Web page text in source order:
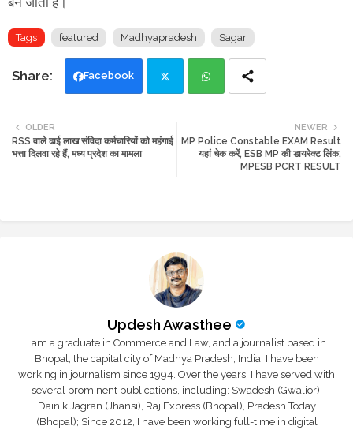
Tags featured Madhyapradesh Sagar
Facebook
tte ats
NEWER
MP Police Constable EXAM Result
यहां चेक करें, ESB MP की डायरेक्ट लिंक,
MPESB PCRT RESULT
OLDER
RSS वाले ढाई लाख संविदा कर्मचारियों को महंगाई
भत्ता दिलवा रहे हैं, मध्य प्रदेश का मामला
Updesh Awasthee
I am a graduate in Commerce and Law, and a journalist based in
Bhopal, the capital city of Madhya Pradesh, India. I have been
working in journalism since 1994. Over the years, I have served with
several prominent publications, including: Swadesh (Gwalior),
Dainik Jagran (Jhansi), Raj Express (Bhopal), Pradesh Today
(Bhopal); Since 2012, I have been working full-time in digital